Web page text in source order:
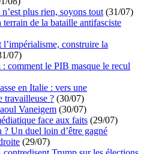
plus rien, soyons tout (31/07)
de la bataille antifasciste
construire la
07)
comment le PIB masque le recul
en Italie : vers une
travailleuse ? (30/07)
Vaneigem (30/07)
face aux faits (29/07)
Un duel loin d’être gagné
(29/07)